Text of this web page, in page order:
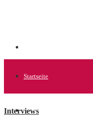
Startseite
Allgemein
Interviews